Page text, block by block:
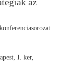
I. ker,